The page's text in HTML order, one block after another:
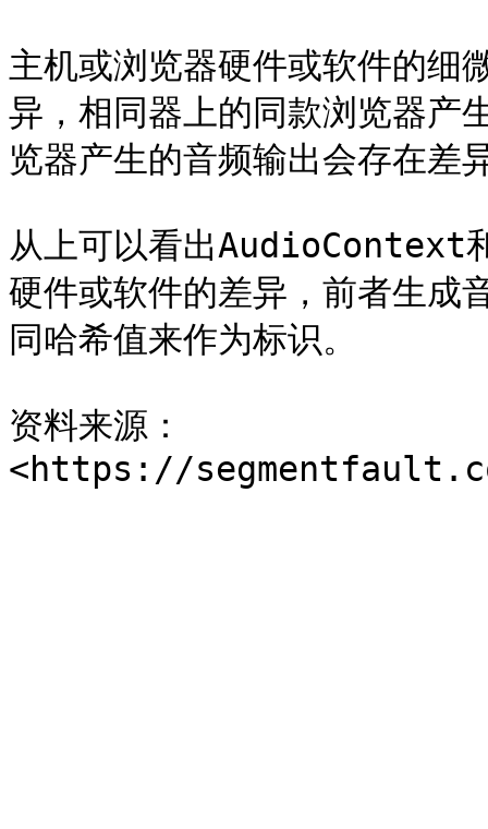
主机或浏览器硬件或软件的细
异，相同器上的同款浏览器产
览器产生的音频输出会存在差
从上可以看出AudioContext
硬件或软件的差异，前者生成
同哈希值来作为标识。
资料来源：